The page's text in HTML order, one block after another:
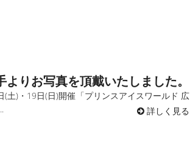
りお写真を頂戴いたしました。
土)・19日(日)開催「プリンスアイスワールド 広
詳しく見る